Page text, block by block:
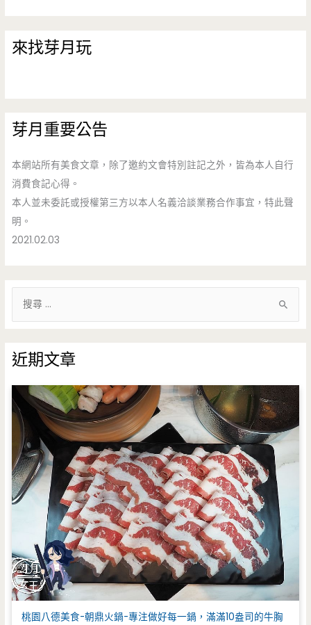
來找芽月玩
芽月重要公告
本網站所有美食文章，除了邀約文會特別註記之外，皆為本人自行
消費食記心得。
本人並未委託或授權第三方以本人名義洽談業務合作事宜，特此聲
明。
2021.02.03
鍵
字
:
近期文章
桃園八德美食-朝鼎火鍋-專注做好每一鍋，滿滿10盎司的牛胸